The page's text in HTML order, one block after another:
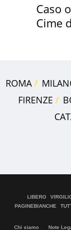
Caso
Cime
ROMA
FIRENZE
LIBERO
PAGINEBIANCHE
Chi siamo Note